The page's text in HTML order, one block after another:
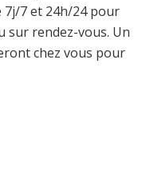
7j/7 et 24h/24 pour
sur rendez-vous. Un
chez vous pour